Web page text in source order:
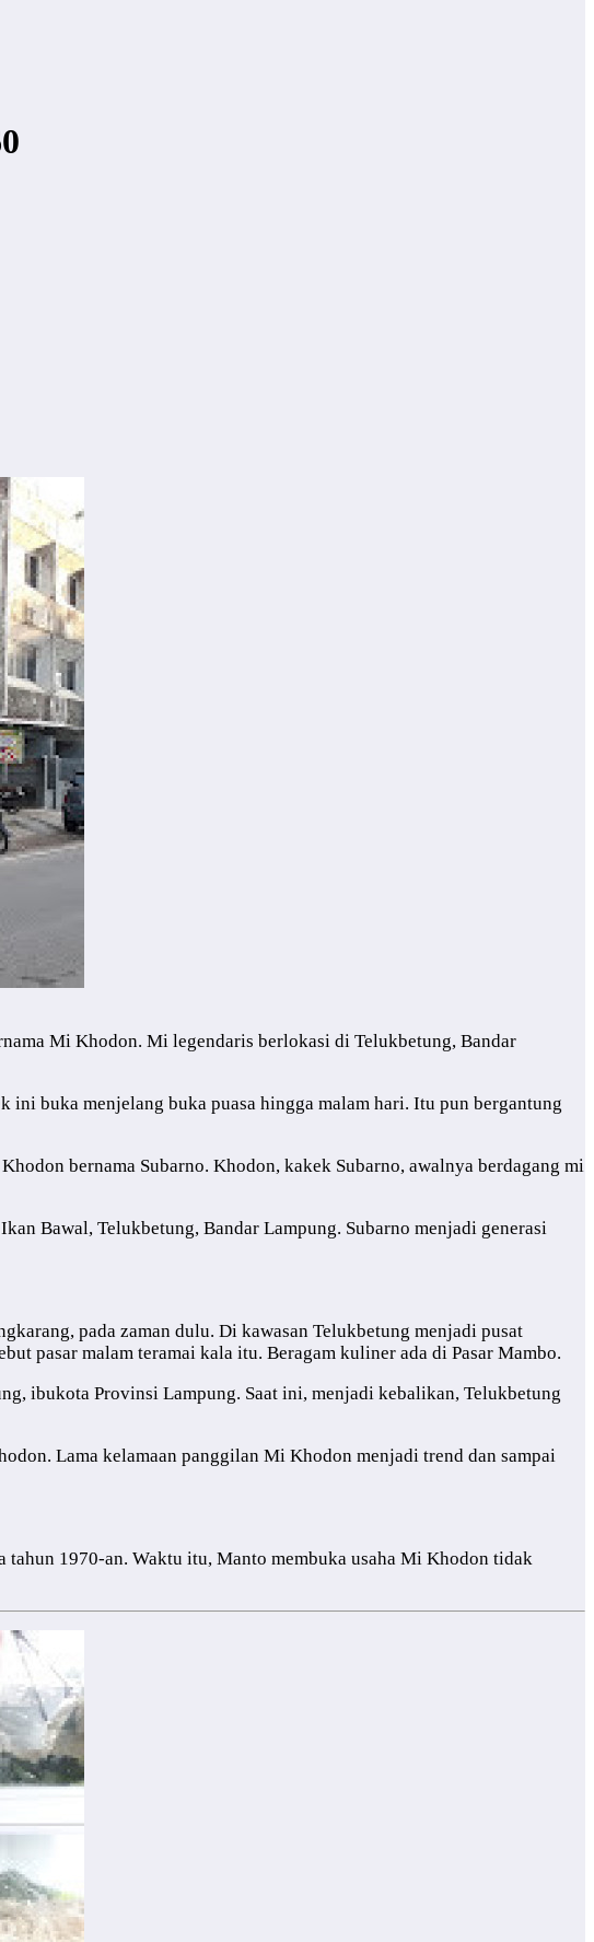
Mi Khodon. Mi legendaris berlokasi di Telukbetung, Bandar
buka menjelang buka puasa hingga malam hari. Itu pun bergantung
bernama Subarno. Khodon, kakek Subarno, awalnya berdagang mi
Bawal, Telukbetung, Bandar Lampung. Subarno menjadi generasi
pada zaman dulu. Di kawasan Telukbetung menjadi pusat
pasar malam teramai kala itu. Beragam kuliner ada di Pasar Mambo.
ibukota Provinsi Lampung. Saat ini, menjadi kebalikan, Telukbetung
Lama kelamaan panggilan Mi Khodon menjadi trend dan sampai
1970-an. Waktu itu, Manto membuka usaha Mi Khodon tidak